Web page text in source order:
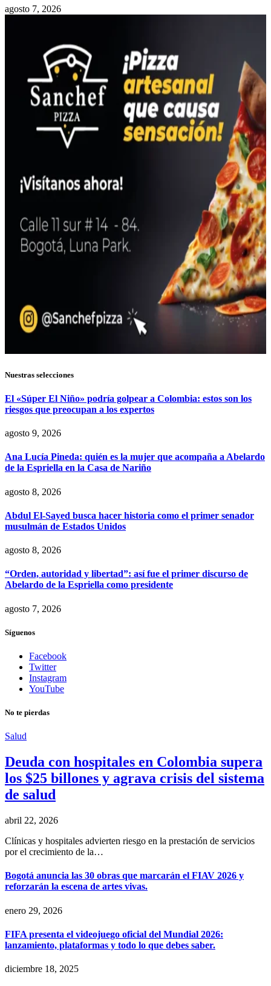
agosto 7, 2026
Nuestras selecciones
El «Súper El Niño» podría golpear a Colombia: estos son los
riesgos que preocupan a los expertos
agosto 9, 2026
Ana Lucía Pineda: quién es la mujer que acompaña a Abelardo
de la Espriella en la Casa de Nariño
agosto 8, 2026
Abdul El-Sayed busca hacer historia como el primer senador
musulmán de Estados Unidos
agosto 8, 2026
“Orden, autoridad y libertad”: así fue el primer discurso de
Abelardo de la Espriella como presidente
agosto 7, 2026
Síguenos
Facebook
Twitter
Instagram
YouTube
No te pierdas
Salud
Deuda con hospitales en Colombia supera
los $25 billones y agrava crisis del sistema
de salud
abril 22, 2026
Clínicas y hospitales advierten riesgo en la prestación de servicios
por el crecimiento de la…
Bogotá anuncia las 30 obras que marcarán el FIAV 2026 y
reforzarán la escena de artes vivas.
enero 29, 2026
FIFA presenta el videojuego oficial del Mundial 2026:
lanzamiento, plataformas y todo lo que debes saber.
diciembre 18, 2025